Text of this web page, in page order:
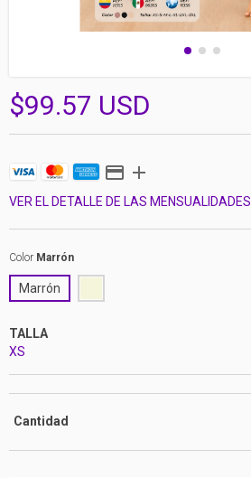
$99.57 USD
VER EL DETALLE DE LAS MENSUALIDADES
Color Marrón
Marrón
TALLA
XS
Cantidad